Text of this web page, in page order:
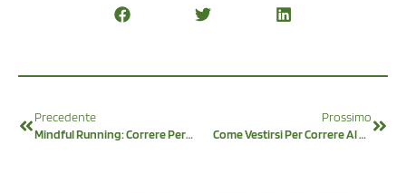
Precedente
Mindful Running: Correre Per Meditare
Prossimo
Come Vestirsi Per Correre Al Freddo: Consigli Pratici Per I Runner